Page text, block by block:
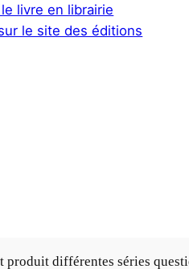
livre en librairie
le site des éditions
différentes séries